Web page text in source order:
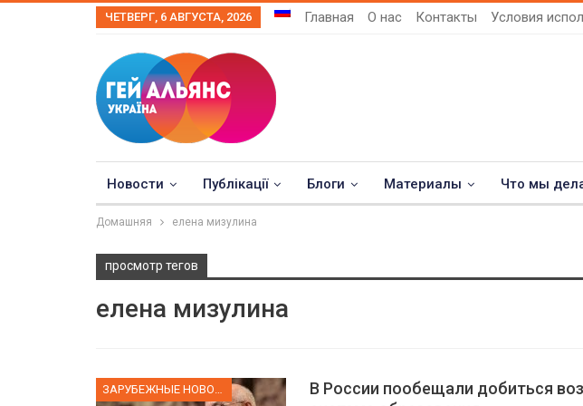
ЧЕТВЕРГ, 6 АВГУСТА, 2026 Главная О нас Контакты Условия
Новости Публікації Блоги Материалы Что мы
Домашняя елена мизулина
просмотр тегов
елена мизулина
В России пообещали добиться